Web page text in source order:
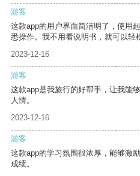
游客
这款app的用户界面简洁明了，使用
悉操作。我不用看说明书，就可以轻
2023-12-16
游客
这款app是我旅行的好帮手，让我能
人情。
2023-12-16
游客
这款app的学习氛围很浓厚，能够激
成绩。